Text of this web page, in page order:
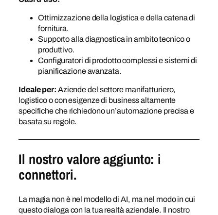
Ottimizzazione della logistica e della catena di
fornitura.
Supporto alla diagnostica in ambito tecnico o
produttivo.
Configuratori di prodotto complessi e sistemi di
pianificazione avanzata.
Ideale per: Aziende del settore manifatturiero,
logistico o con esigenze di business altamente
specifiche che richiedono un’automazione precisa e
basata su regole.
Il nostro valore aggiunto: i
connettori.
La magia non è nel modello di AI, ma nel modo in cui
questo dialoga con la tua realtà aziendale. Il nostro